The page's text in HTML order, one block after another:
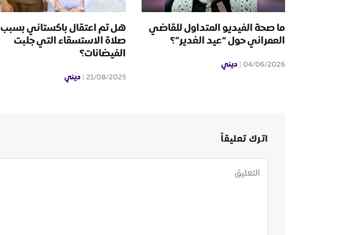
ما صحة الفيديو المتداول للقاضي
العمراني حول “عيد الغدير”؟
04/06/2026 ديني
هل تم اعتقال باكستاني بسبب
صلاة الاستسقاء التي جلبت
الفيضانات؟
21/08/2025 ديني
اترك تعليقاً